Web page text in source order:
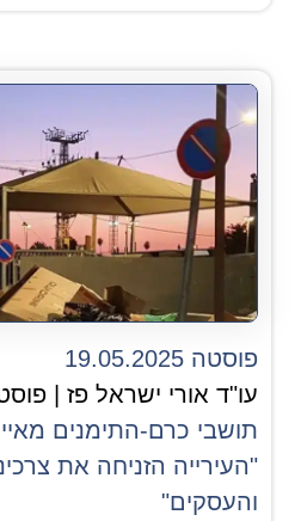
פוסטה 19.05.2025
עו"ד אורי ישראל פז | פוסטה | 19/05/
תושבי כרם-התימנים
"העירייה הזניחה את
והעסקים"